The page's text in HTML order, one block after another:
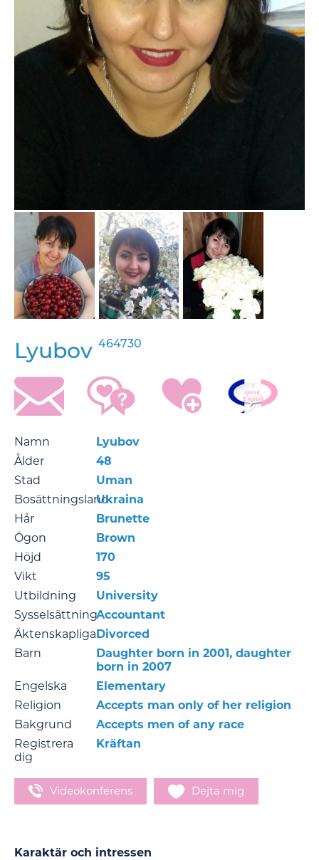
Lyubov 464730
Namn
Lyubov
Ålder
48
Stad
Uman
BosättningslandUkraina
Hår
Brunette
Ögon
Brown
Höjd
170
Vikt
95
Utbildning
University
SysselsättningAccountant
ÄktenskapligaDivorced
Barn
Daughter born in 2001, daughter
born in 2007
Engelska
Elementary
Religion
Accepts man only of her religion
Bakgrund
Accepts men of any race
Registrera
dig
Kräftan
Videokonferens Dejta mig
Karaktär och intressen